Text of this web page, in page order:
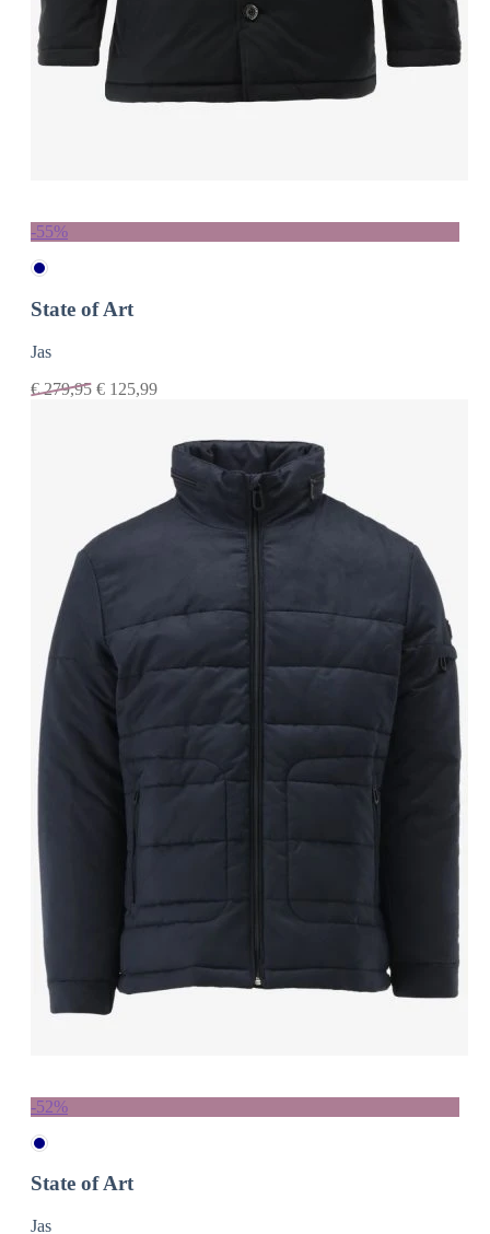
-55%
State of Art
Jas
€279,95 € 125,99
-52%
State of Art
Jas